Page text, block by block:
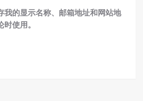
我的显示名称、邮箱地址和网站地
使用。